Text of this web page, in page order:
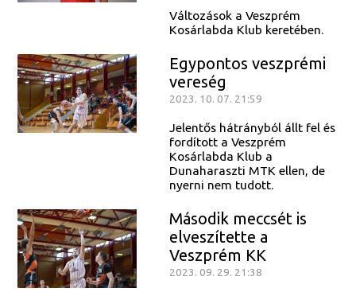
Változások a Veszprém
Kosárlabda Klub keretében.
Egypontos veszprémi
vereség
2023. 10. 07. 21:59
Jelentős hátrányból állt fel és
fordított a Veszprém
Kosárlabda Klub a
Dunaharaszti MTK ellen, de
nyerni nem tudott.
Második meccsét is
elveszítette a
Veszprém KK
2023. 09. 29. 21:38